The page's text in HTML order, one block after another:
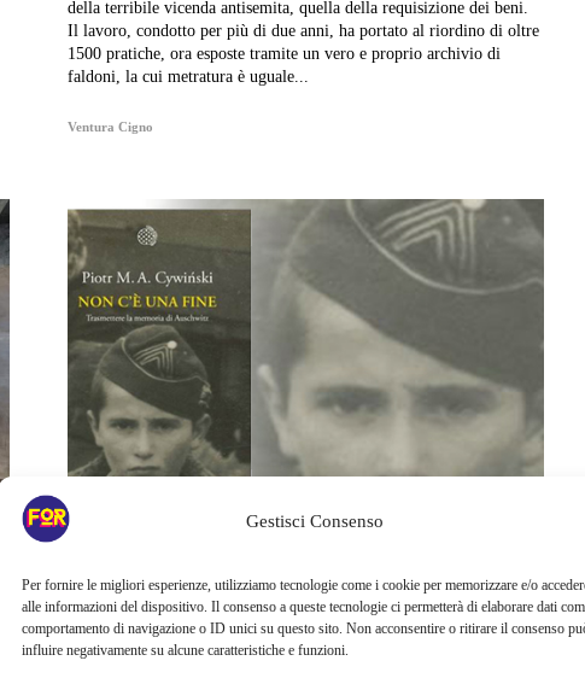
Gestisci Consenso
Per fornire le migliori esperienze, utilizziamo tecnologie come i cookie per memorizzare e/o
alle informazioni del dispositivo. Il consenso a queste tecnologie ci permetterà di elaborare dati
comportamento di navigazione o ID unici su questo sito. Non acconsentire o ritirare il consenso
influire negativamente su alcune caratteristiche e funzioni.
della terribile vicenda antisemita, quella della requisizione dei beni.
Il lavoro, condotto per più di due anni, ha portato al riordino di oltre
1500 pratiche, ora esposte tramite un vero e proprio archivio di
faldoni, la cui metratura è uguale...
Ventura Cigno
“NON C’È UNA FINE.
TRASMETTERE LA